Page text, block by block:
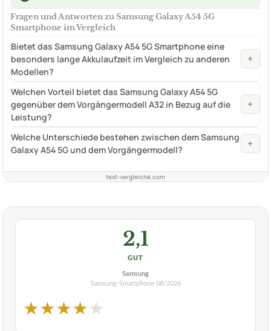
Fragen und Antworten zu Samsung Galaxy A54 5G
Smartphone im Vergleich
Bietet das Samsung Galaxy A54 5G Smartphone eine
besonders lange Akkulaufzeit im Vergleich zu anderen
Modellen?
+
Welchen Vorteil bietet das Samsung Galaxy A54 5G
gegenüber dem Vorgängermodell A32 in Bezug auf die
Leistung?
+
Welche Unterschiede bestehen zwischen dem Samsung
Galaxy A54 5G und dem Vorgängermodell?
+
test-vergleiche.com
2,1
GUT
Samsung
Samsung-Smartphone 08/2026
★★★★★